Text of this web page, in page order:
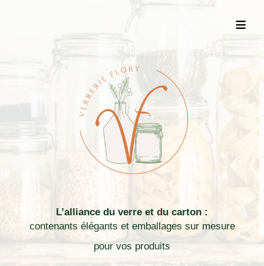
≡
L’alliance du verre et du carton :
contenants élégants et emballages sur mesure
pour vos produits